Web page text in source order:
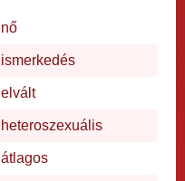
nő
ismerkedés
elvált
heteroszexuális
átlagos